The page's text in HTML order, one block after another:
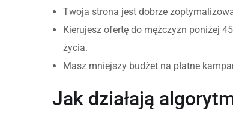
Twoja strona jest dobrze
Kierujesz ofertę do mężczyzn poniżej
życia.
Masz mniejszy budżet na płatne
Jak działają